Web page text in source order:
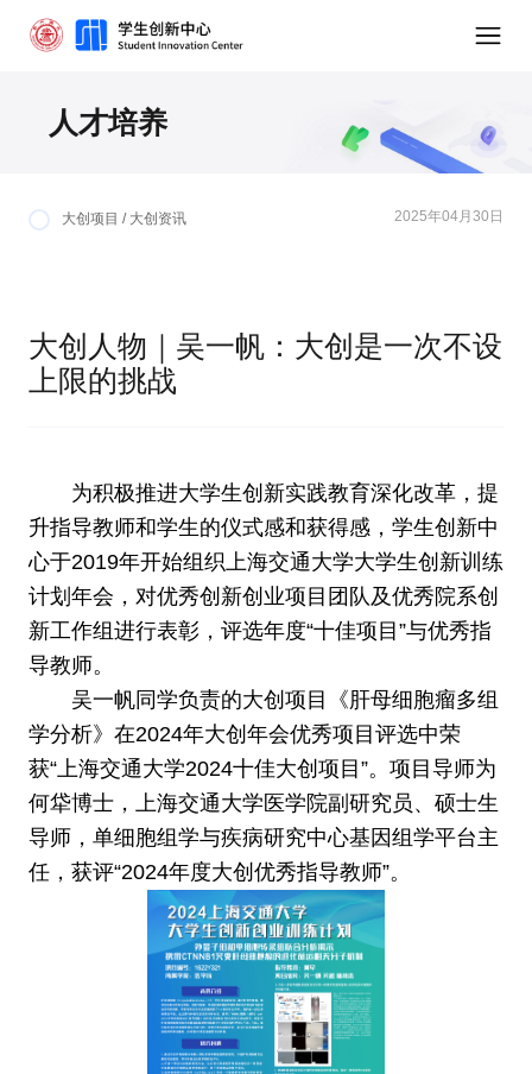
人才培养
大创项目 / 大创资讯 2025年04月30日
大创人物｜吴一帆：大创是一次不设
上限的挑战
为积极推进大学生创新实践教育深化改革，提
升指导教师和学生的仪式感和获得感，学生创新中
心于2019年开始组织上海交通大学大学生创新训练
计划年会，对优秀创新创业项目团队及优秀院系创
新工作组进行表彰，评选年度“十佳项目”与优秀指
导教师。
吴一帆同学负责的大创项目《肝母细胞瘤多组
学分析》在2024年大创年会优秀项目评选中荣
获“上海交通大学2024十佳大创项目”。项目导师为
何牮博士，上海交通大学医学院副研究员、硕士生
导师，单细胞组学与疾病研究中心基因组学平台主
任，获评“2024年度大创优秀指导教师”。